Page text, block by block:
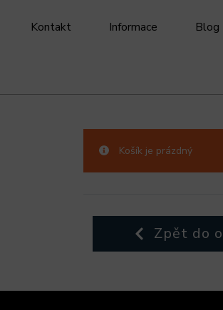
Kontakt Informace Blog
Košík je prázdný
Zpět do